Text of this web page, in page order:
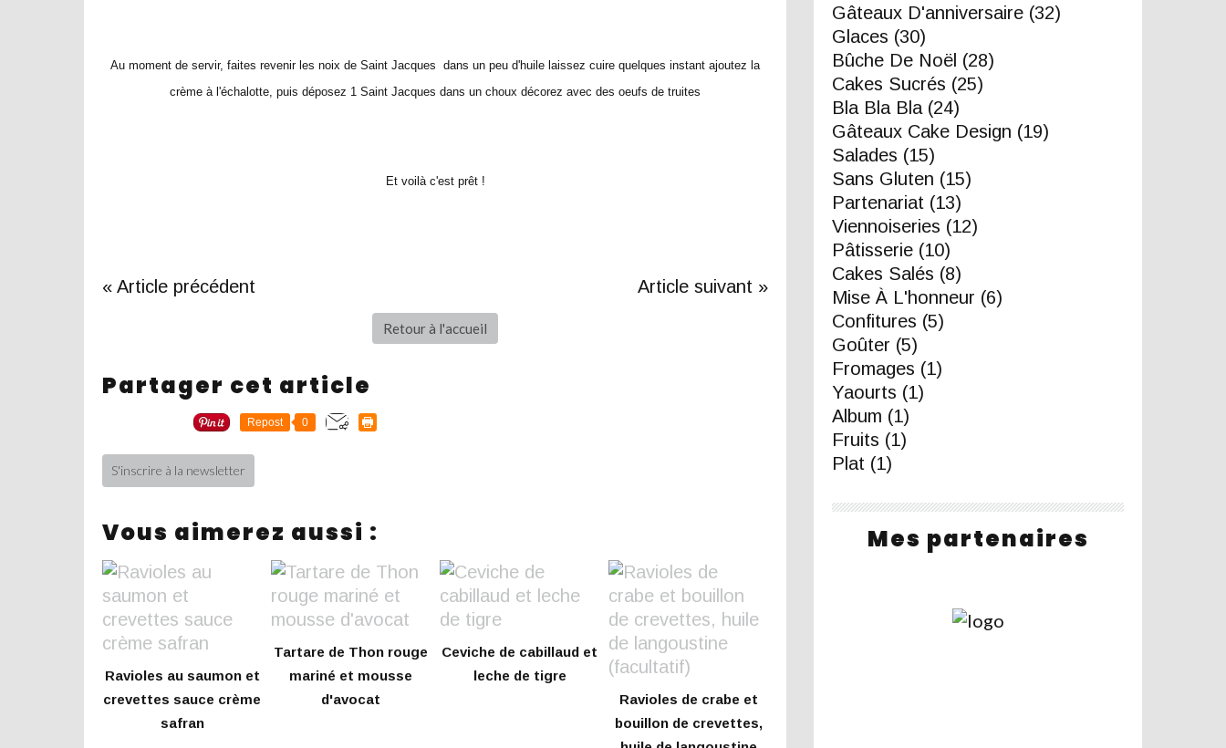
Au moment de servir, faites revenir les noix de Saint Jacques dans un peu d'huile laissez cuire quelques instant ajoutez la
crème à l'échalotte, puis déposez 1 Saint Jacques dans un choux décorez avec des oeufs de truites
Et voilà c'est prêt !
« Article précédent Article suivant »
Retour à l'accueil
Partager cet article
Repost 0
S'inscrire à la newsletter
Vous aimerez aussi :
Ravioles au saumon et
crevettes sauce crème
safran
Tartare de Thon rouge
mariné et mousse
d'avocat
Ceviche de cabillaud et
leche de tigre
Ravioles de crabe et
bouillon de crevettes,
Gâteaux D'anniversaire (32)
Glaces (30)
Bûche De Noël (28)
Cakes Sucrés (25)
Bla Bla Bla(24)
Gâteaux Cake Design (19)
Salades (15)
Sans Gluten (15)
Partenariat (13)
Viennoiseries (12)
Pâtisserie (10)
Cakes Salés (8)
Mise À L'honneur (6)
Confitures (5)
Goûter (5)
Fromages (1)
Yaourts (1)
Album (1)
Fruits (1)
Plat (1)
Mes partenaires